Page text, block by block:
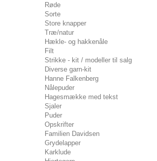
Røde
Sorte
Store knapper
Træ/natur
Hækle- og hakkenåle
Filt
Strikke - kit / modeller til salg
Diverse garn-kit
Hanne Falkenberg
Nålepuder
Hagesmække med tekst
Sjaler
Puder
Opskrifter
Familien Davidsen
Grydelapper
Karklude